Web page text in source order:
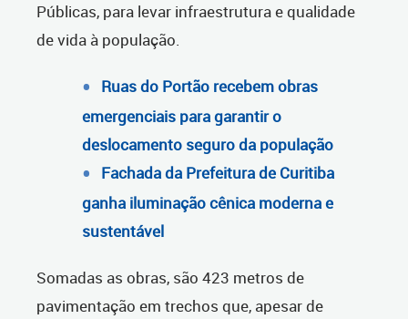
Públicas, para levar infraestrutura e qualidade
de vida à população.
Ruas do Portão recebem obras
emergenciais para garantir o
deslocamento seguro da população
Fachada da Prefeitura de Curitiba
ganha iluminação cênica moderna e
sustentável
Somadas as obras, são 423 metros de
pavimentação em trechos que, apesar de